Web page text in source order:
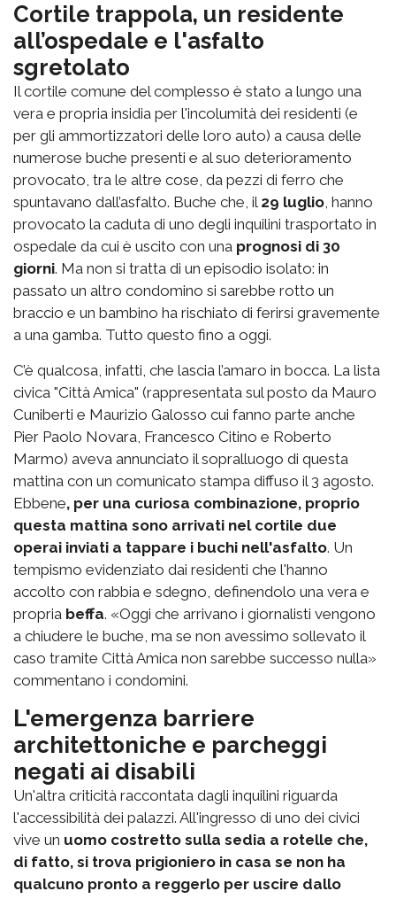
Cortile trappola, un residente
all’ospedale e l'asfalto
sgretolato
Il cortile comune del complesso è stato a lungo una
vera e propria insidia per l'incolumità dei residenti (e
per gli ammortizzatori delle loro auto) a causa delle
numerose buche presenti e al suo deterioramento
provocato, tra le altre cose, da pezzi di ferro che
spuntavano dall’asfalto. Buche che, il 29 luglio, hanno
provocato la caduta di uno degli inquilini trasportato in
ospedale da cui è uscito con una prognosi di 30
giorni. Ma non si tratta di un episodio isolato: in
passato un altro condomino si sarebbe rotto un
braccio e un bambino ha rischiato di ferirsi gravemente
a una gamba. Tutto questo fino a oggi.
C’è qualcosa, infatti, che lascia l’amaro in bocca. La lista
civica "Città Amica" (rappresentata sul posto da Mauro
Cuniberti e Maurizio Galosso cui fanno parte anche
Pier Paolo Novara, Francesco Citino e Roberto
Marmo) aveva annunciato il sopralluogo di questa
mattina con un comunicato stampa diffuso il 3 agosto.
Ebbene, per una curiosa combinazione, proprio
questa mattina sono arrivati nel cortile due
operai inviati a tappare i buchi nell'asfalto. Un
tempismo evidenziato dai residenti che l'hanno
accolto con rabbia e sdegno, definendolo una vera e
propria beffa. «Oggi che arrivano i giornalisti vengono
a chiudere le buche, ma se non avessimo sollevato il
caso tramite Città Amica non sarebbe successo nulla»
commentano i condomini.
L'emergenza barriere
architettoniche e parcheggi
negati ai disabili
Un'altra criticità raccontata dagli inquilini riguarda
l'accessibilità dei palazzi. All'ingresso di uno dei civici
vive un uomo costretto sulla sedia a rotelle che,
di fatto, si trova prigioniero in casa se non ha
qualcuno pronto a reggerlo per uscire dallo